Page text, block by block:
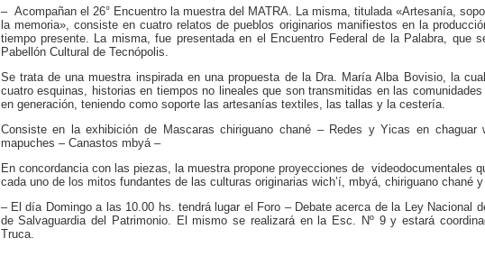
– Acompañan el 26° Encuentro la muestra del MATRA. La misma, titulada «Artesanía,
la memoria», consiste en cuatro relatos de pueblos originarios manifiestos en la
tiempo presente. La misma, fue presentada en el Encuentro Federal de la Palabra, que
Pabellón Cultural de Tecnópolis.
Se trata de una muestra inspirada en una propuesta de la Dra. María Alba Bovisio, la
cuatro esquinas, historias en tiempos no lineales que son transmitidas en las comunidades
en generación, teniendo como soporte las artesanías textiles, las tallas y la cestería.
Consiste en la exhibición de Mascaras chiriguano chané – Redes y Yicas en chaguar
mapuches – Canastos mbyá –
En concordancia con las piezas, la muestra propone proyecciones de videodocumentales
cada uno de los mitos fundantes de las culturas originarias wich’í, mbyá, chiriguano chané
– El día Domingo a las 10.00 hs. tendrá lugar el Foro – Debate acerca de la Ley Nacional
de Salvaguardia del Patrimonio. El mismo se realizará en la Esc. Nº 9 y estará
Truca.